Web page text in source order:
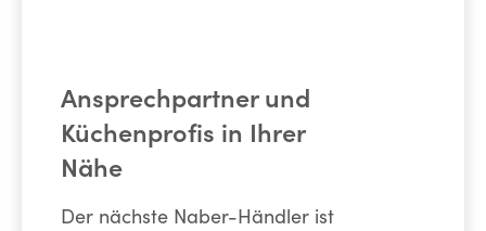
Ansprechpartner und
Küchenprofis in Ihrer
Nähe
Der nächste Naber-Händler ist